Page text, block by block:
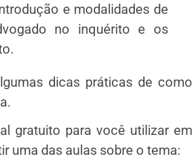
e modalidades de
no inquérito e os
dicas práticas de como
gratuito para você utilizar em
uma das aulas sobre o tema: